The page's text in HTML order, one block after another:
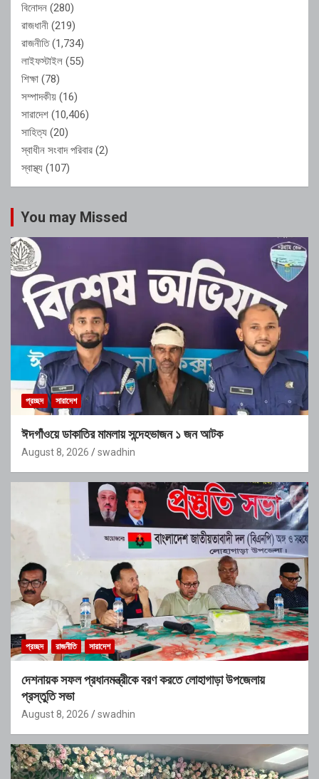
বিনোদন (280)
রাজধানী (219)
রাজনীতি(1,734)
লাইফস্টাইল (55)
শিক্ষা (78)
সম্পাদকীয় (16)
সারাদেশ (10,406)
সাহিত্য (20)
স্বাধীন সংবাদ পরিবার (2)
স্বাস্থ্য (107)
You may Missed
প্রচ্ছদ সারাদেশ
ঈদগাঁওয়ে ডাকাতির মামলায় সন্দেহভাজন ১ জন আটক
August 8, 2026 swadhin
প্রচ্ছদ রাজনীতি সারাদেশ
দেশনায়ক সফল প্রধানমন্ত্রীকে বরণ করতে লোহাগাড়া উপজেলায়
প্রস্তুতি সভা
August 8, 2026 swadhin